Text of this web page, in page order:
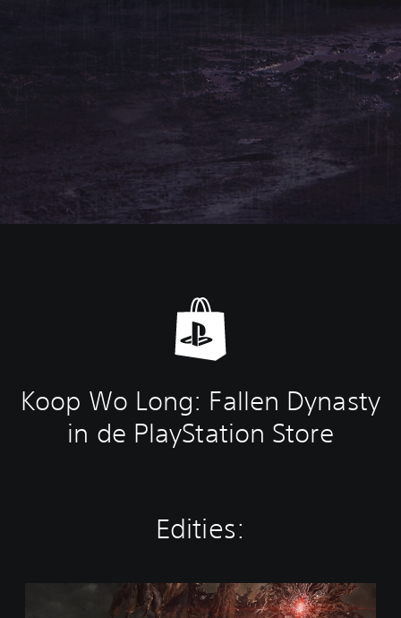
Koop Wo Long: Fallen Dynasty
in de PlayStation Store
Edities: